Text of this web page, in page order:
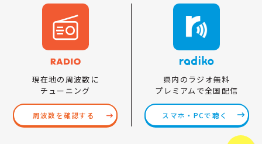
現在地の周波数に
チューニング
周波数を確認する
県内のラジオ無料
プレミアムで全国配信
スマホ・PCで聴く